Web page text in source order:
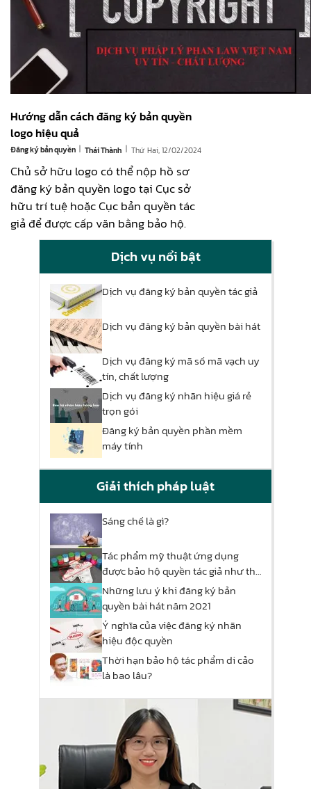
Hướng dẫn cách đăng ký bản quyền
logo hiệu quả
Đăng ký bản quyền | Thái Thành | Thứ Hai, 12/02/2024
Chủ sở hữu logo có thể nộp hồ sơ
đăng ký bản quyền logo tại Cục sở
hữu trí tuệ hoặc Cục bản quyền tác
giả để được cấp văn bằng bảo hộ.
Dịch vụ nổi bật
Dịch vụ đăng ký bản quyền tác giả
Dịch vụ đăng ký bản quyền bài hát
Dịch vụ đăng ký mã số mã vạch uy
tín, chất lượng
Dịch vụ đăng ký nhãn hiệu giá rẻ
trọn gói
Đăng ký bản quyền phần mềm
máy tính
Giải thích pháp luật
Sáng chế là gì?
Tác phẩm mỹ thuật ứng dụng
được bảo hộ quyền tác giả như thế
nào?
Những lưu ý khi đăng ký bản
quyền bài hát năm 2021
Ý nghĩa của việc đăng ký nhãn
hiệu độc quyền
Thời hạn bảo hộ tác phẩm di cảo
là bao lâu?